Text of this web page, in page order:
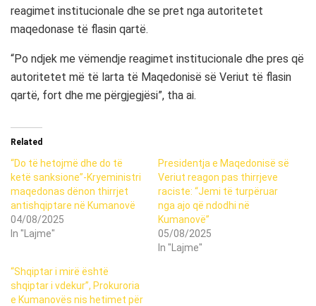
reagimet institucionale dhe se pret nga autoritetet
maqedonase të flasin qartë.
“Po ndjek me vëmendje reagimet institucionale dhe pres që
autoritetet më të larta të Maqedonisë së Veriut të flasin
qartë, fort dhe me përgjegjësi”, tha ai.
Related
“Do të hetojmë dhe do të
ketë sanksione”-Kryeministri
maqedonas dënon thirrjet
antishqiptare në Kumanovë
04/08/2025
In "Lajme"
Presidentja e Maqedonisë së
Veriut reagon pas thirrjeve
raciste: “Jemi të turpëruar
nga ajo që ndodhi në
Kumanovë”
05/08/2025
In "Lajme"
“Shqiptar i mirë është
shqiptar i vdekur”, Prokuroria
e Kumanovës nis hetimet për